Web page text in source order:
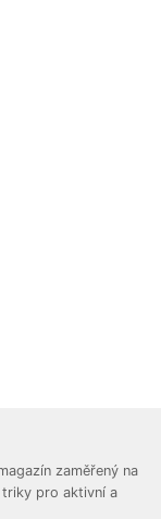
zaměřený na
pro aktivní a